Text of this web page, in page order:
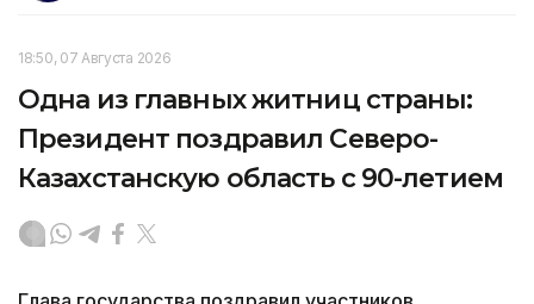
18:50, 07 Августа 2026
Одна из главных житниц страны:
Президент поздравил Северо-
Казахстанскую область с 90-летием